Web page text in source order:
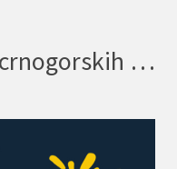
Konkurs za učenike crnogorskih osnovnih škola ZAMISLI BUDUĆNOST